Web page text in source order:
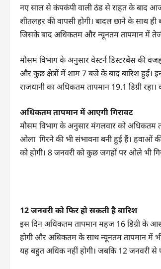
नए साल से कंपकंपी वाली ठंड से राहत के बाद
शीतलहर की वापसी होगी। बादल छाने के साथ
जिसके बाद अधिकतम और न्यूनतम तापमान में
मौसम विभाग के अनुसार वेस्टर्न डिस्टरबेंस की
और कुछ क्षेत्रों में शाम 7 बजे के बाद बारिश हुई।
राजधानी का अधिकतम तापमान 19.1 डिग्री
अधिकतम तापमान में आएगी गिरावट
मौसम विभाग के अनुसार मंगलवार को अधिकतम
ओला गिरने की भी संभावना बनी हुई हैं। हवाओं
को होगी। 8 जनवरी को कुछ जगहों पर ओले भी
12 जनवरी को फिर हो सकती है बारिश
इस दिन अधिकतम तापमान महज 16 डिग्री के
होगी और अधिकतम के साथ न्यूनतम तापमान में
यह बहुत अधिक नहीं होगी। जबकि 12 जनवरी से